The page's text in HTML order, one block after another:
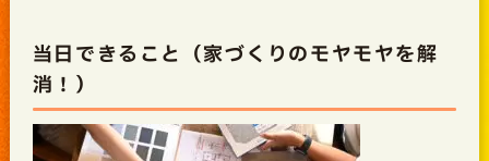
当日できること（家づくりのモヤモヤを解
消！）